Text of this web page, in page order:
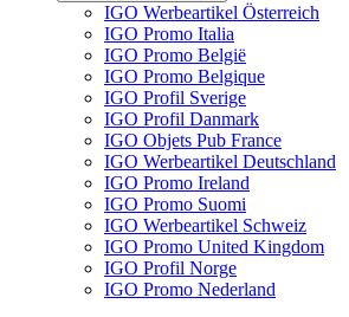
IGO Werbeartikel Österreich
IGO Promo Italia
IGO Promo België
IGO Promo Belgique
IGO Profil Sverige
IGO Profil Danmark
IGO Objets Pub France
IGO Werbeartikel Deutschland
IGO Promo Ireland
IGO Promo Suomi
IGO Werbeartikel Schweiz
IGO Promo United Kingdom
IGO Profil Norge
IGO Promo Nederland